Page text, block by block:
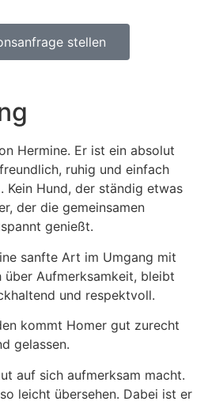
stellen
Hermine. Er ist ein absolut
ruhig und einfach
Hund, der ständig etwas
der die gemeinsamen
genießt.
sanfte Art im Umgang mit
über Aufmerksamkeit, bleibt
und respektvoll.
kommt Homer gut zurecht
gelassen.
auf sich aufmerksam macht.
leicht übersehen. Dabei ist er